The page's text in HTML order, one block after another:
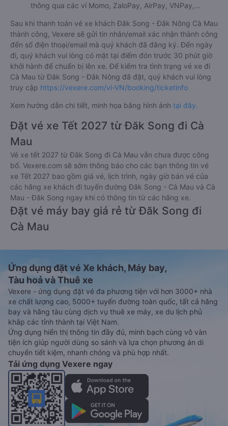
thông qua các ví Momo, ZaloPay, AirPay, VNPay,…
Sau khi thanh toán vé xe khách Đăk Song - Đắk Nông Cà Mau
thành công, Vexere sẽ gửi tin nhắn/email xác nhận thành công
đến số điện thoại/email mà quý khách đã đăng ký. Đến ngày
đi, quý khách vui lòng có mặt tại điểm đón trước 30 phút giờ
khởi hành để chuẩn bị lên xe. Để kiểm tra tình trạng vé xe đi
Cà Mau từ Đăk Song - Đắk Nông đã đặt, quý khách vui lòng
truy cập https://vexere.com/vi-VN/booking/ticketinfo
Xem hướng dẫn chi tiết, minh họa bằng hình ảnh tại đây.
Đặt vé xe Tết 2027 từ Đăk Song đi Cà
Mau
Vé xe tết 2027 từ Đăk Song đi Cà Mau vẫn chưa được công
bố. Vexere.com sẽ sớm thông báo cho các bạn thông tin vé
xe Tết 2027 bao gồm giá vé, lịch trình, ngày giờ bán vé của
các hãng xe khách đi tuyến đường Đăk Song - Cà Mau và Cà
Mau - Đăk Song ngay khi có thông tin từ các hãng xe.
Đặt vé máy bay giá rẻ từ Đăk Song đi
Cà Mau
Ứng dụng đặt vé Xe khách, Máy bay,
Tàu hoả và Thuê xe
Vexere - ứng dụng đặt vé đa phương tiện với hơn 3000+ nhà
xe chất lượng cao, 5000+ tuyến đường toàn quốc, tất cả hãng
bay và hãng tàu cùng dịch vụ thuê xe máy, xe du lịch phủ
khắp các tỉnh thành tại Việt Nam.
Ứng dụng hiển thị thông tin đầy đủ, minh bạch cùng vô vàn
tiện ích giúp người dùng so sánh và lựa chọn phương án di
chuyển tiết kiệm, nhanh chóng và phù hợp nhất.
Tải ứng dụng Vexere ngay